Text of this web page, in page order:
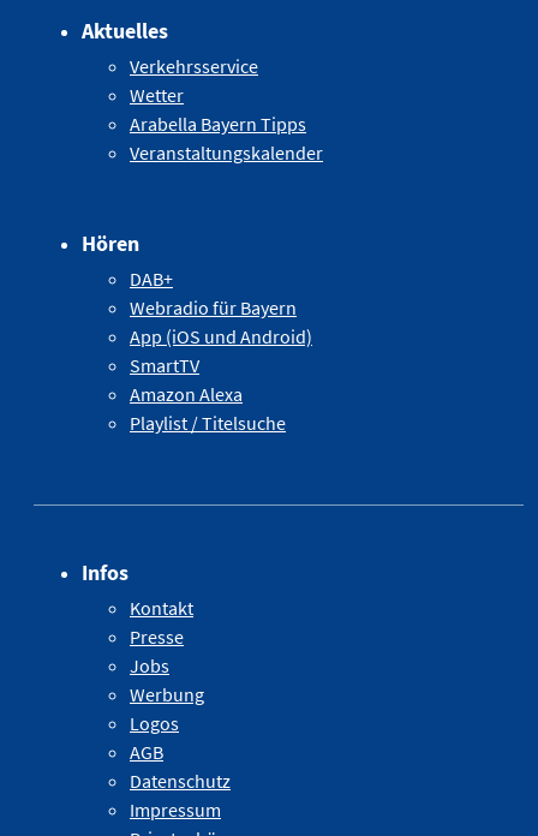
Aktuelles
Verkehrsservice
Wetter
Arabella Bayern Tipps
Veranstaltungskalender
Hören
DAB+
Webradio für Bayern
App (iOS und Android)
SmartTV
Amazon Alexa
Playlist / Titelsuche
Infos
Kontakt
Presse
Jobs
Werbung
Logos
AGB
Datenschutz
Impressum